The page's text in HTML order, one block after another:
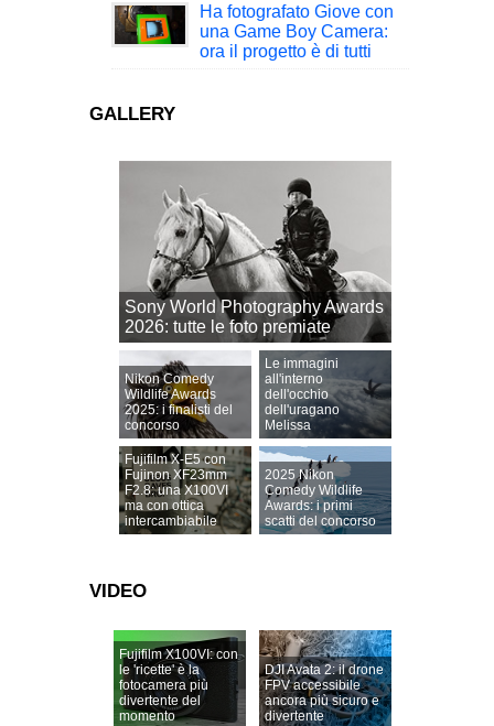
Ha fotografato Giove con
una Game Boy Camera:
ora il progetto è di tutti
GALLERY
Sony World Photography Awards
2026: tutte le foto premiate
Nikon Comedy
Wildlife Awards
2025: i finalisti del
concorso
Le immagini
all'interno
dell'occhio
dell'uragano
Melissa
Fujifilm X-E5 con
Fujinon XF23mm
F2.8: una X100VI
ma con ottica
intercambiabile
2025 Nikon
Comedy Wildlife
Awards: i primi
scatti del concorso
VIDEO
Fujifilm X100VI: con
le 'ricette' è la
fotocamera più
divertente del
momento
DJI Avata 2: il drone
FPV accessibile
ancora più sicuro e
divertente